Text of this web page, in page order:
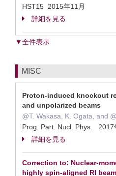
HST15 2015年11月
詳細を見る
▼全件表示
MISC
Proton-induced knockout
and unpolarized beams
@T. Wakasa, K. Ogata, and
Prog. Part. Nucl. Phys. 2017
詳細を見る
Correction to: Nuclear-
highly spin-aligned RI